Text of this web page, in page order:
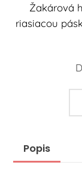
Žakárová
riasiacou
Popis